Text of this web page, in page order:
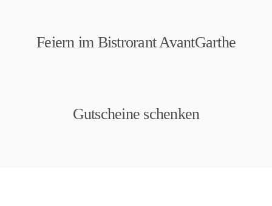
Feiern im Bistrorant AvantGarthe
Gutscheine schenken